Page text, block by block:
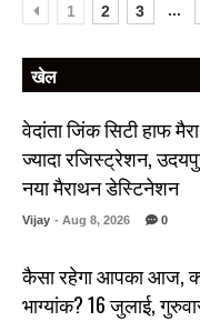
1 2 3 ...
खेल
वेदांता जिंक सिटी हाफ
ज्यादा रजिस्ट्रेशन,
नया मैराथन डेस्टिनेशन
Vijay - Aug 8, 2026 0
कैसा रहेगा आपका आज,
भाग्यांक? 16 जुलाई,